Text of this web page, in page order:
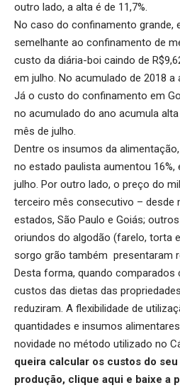
outro lado, a alta é de 11,7%.
No caso do confinamento grande,
semelhante ao confinamento de
custo da diária-boi caindo de
em julho. No acumulado de 2018 a
Já o custo do confinamento em
no acumulado do ano acumula
mês de julho.
Dentre os insumos da
no estado paulista aumentou
julho. Por outro lado, o preço do
terceiro mês consecutivo – desde
estados, São Paulo e Goiás;
oriundos do algodão (farelo, torta
sorgo grão também presentaram
Desta forma, quando comparados
custos das dietas das
reduziram. A flexibilidade de
quantidades e insumos
novidade no método utilizado no
queira calcular os custos do seu
produção, clique aqui e baixe a